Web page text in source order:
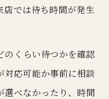
では待ち時間が発生
のくらい待つかを確認
対応可能か事前に相談
選べなかったり、時間